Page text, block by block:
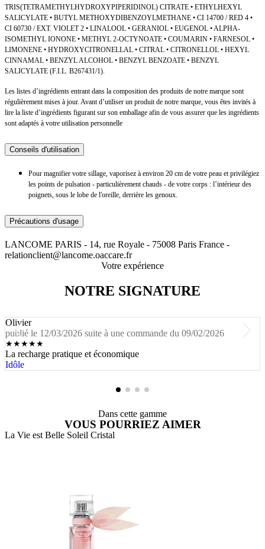
TRIS(TETRAMETHYLHYDROXYPIPERIDINOL) CITRATE • ETHYLHEXYL
SALICYLATE • BUTYL METHOXYDIBENZOYLMETHANE • CI 14700 / RED 4 •
CI 60730 / EXT. VIOLET 2 • LINALOOL • GERANIOL • EUGENOL • ALPHA-
ISOMETHYL IONONE • METHYL 2-OCTYNOATE • COUMARIN • FARNESOL •
LIMONENE • HYDROXYCITRONELLAL • CITRAL • CITRONELLOL • HEXYL
CINNAMAL • BENZYL ALCOHOL • BENZYL BENZOATE • BENZYL
SALICYLATE (F.I.L. B267431/1).
Les listes d’ingrédients entrant dans la composition des produits de notre marque sont
régulièrement mises à jour. Avant d’utiliser un produit de notre marque, vous êtes invités à
lire la liste d’ingrédients figurant sur son emballage afin de vous assurer que les ingrédients
sont adaptés à votre utilisation personnelle
Conseils d'utilisation
Pour magnifier votre sillage, vaporisez à environ 20 cm de votre peau et privilégiez
les points de pulsation - particulièrement chauds - de votre corps : l’intérieur des
poignets, sous le lobe de l'oreille, derrière les genoux.
Précautions d'usage
LANCOME PARIS - 14, rue Royale - 75008 Paris France -
relationclient@lancome.oaccare.fr
Votre expérience
NOTRE SIGNATURE
Olivier
publié le 12/03/2026 suite à une commande du 09/02/2026
★★★★★
La recharge pratique et économique
Idôle
Dans cette gamme
VOUS POURRIEZ AIMER
La Vie est Belle Soleil Cristal